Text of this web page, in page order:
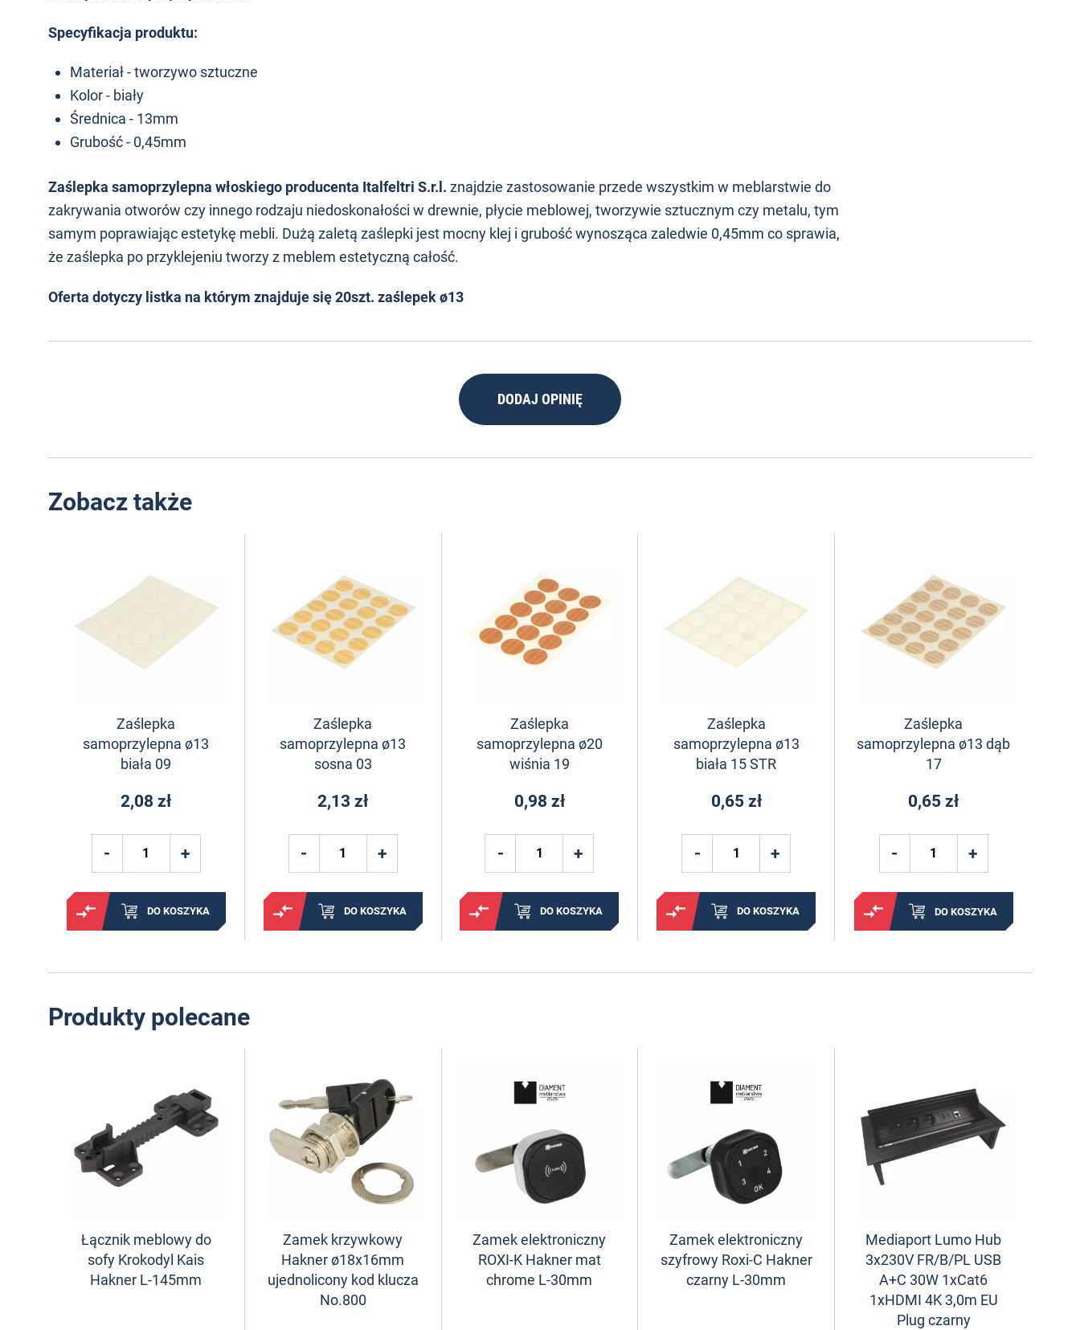
Specyfikacja produktu:
Materiał - tworzywo sztuczne
Kolor - biały
Średnica - 13mm
Grubość - 0,45mm
Zaślepka samoprzylepna włoskiego producenta Italfeltri S.r.l. znajdzie zastosowanie przede wszystkim w meblarstwie do
zakrywania otworów czy innego rodzaju niedoskonałości w drewnie, płycie meblowej, tworzywie sztucznym czy metalu, tym
samym poprawiając estetykę mebli. Dużą zaletą zaślepki jest mocny klej i grubość wynosząca zaledwie 0,45mm co sprawia,
że zaślepka po przyklejeniu tworzy z meblem estetyczną całość.
Oferta dotyczy listka na którym znajduje się 20szt. zaślepek ø13
DODAJ OPINIĘ
Zobacz także
Zaślepka
samoprzylepna ø13
biała 09
2,08 zł
DO KOSZYKA
Zaślepka
samoprzylepna ø13
sosna 03
2,13 zł
DO KOSZYKA
Zaślepka
samoprzylepna ø20
wiśnia 19
0,98 zł
DO KOSZYKA
Zaślepka
samoprzylepna ø13
biała 15 STR
0,65 zł
DO KOSZYKA
Zaślepka
samoprzylepna ø13 dąb
17
0,65 zł
DO KOSZYKA
Produkty polecane
Łącznik meblowy do
sofy Krokodyl Kais
Hakner L-145mm
Zamek krzywkowy
Hakner ø18x16mm
ujednolicony kod klucza
No.800
Zamek elektroniczny
ROXI-K Hakner mat
chrome L-30mm
Zamek elektroniczny
szyfrowy Roxi-C Hakner
czarny L-30mm
Mediaport Lumo Hub
3x230V FR/B/PL USB
A+C 30W 1xCat6
1xHDMI 4K 3,0m EU
Plug czarny